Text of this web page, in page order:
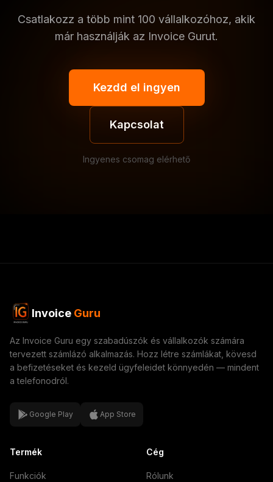
Csatlakozz a több mint 100 vállalkozóhoz, akik
már használják az Invoice Gurut.
Kezdd el ingyen
Kapcsolat
Ingyenes csomag elérhető
Invoice Guru
Az Invoice Guru egy szabadúszók és vállalkozók számára
tervezett számlázó alkalmazás. Hozz létre számlákat, kövesd
a befizetéseket és kezeld ügyfeleidet könnyedén — mindent
a telefonodról.
Google Play App Store
Termék
Funkciók
Cég
Rólunk